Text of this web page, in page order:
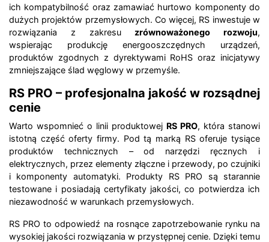
ich kompatybilność oraz zamawiać hurtowo komponenty do
dużych projektów przemysłowych. Co więcej, RS inwestuje w
rozwiązania z zakresu zrównoważonego rozwoju,
wspierając produkcję energooszczędnych urządzeń,
produktów zgodnych z dyrektywami RoHS oraz inicjatywy
zmniejszające ślad węglowy w przemyśle.
RS PRO – profesjonalna jakość w rozsądnej
cenie
Warto wspomnieć o linii produktowej RS PRO, która stanowi
istotną część oferty firmy. Pod tą marką RS oferuje tysiące
produktów technicznych – od narzędzi ręcznych i
elektrycznych, przez elementy złączne i przewody, po czujniki
i komponenty automatyki. Produkty RS PRO są starannie
testowane i posiadają certyfikaty jakości, co potwierdza ich
niezawodność w warunkach przemysłowych.
RS PRO to odpowiedź na rosnące zapotrzebowanie rynku na
wysokiej jakości rozwiązania w przystępnej cenie. Dzięki temu